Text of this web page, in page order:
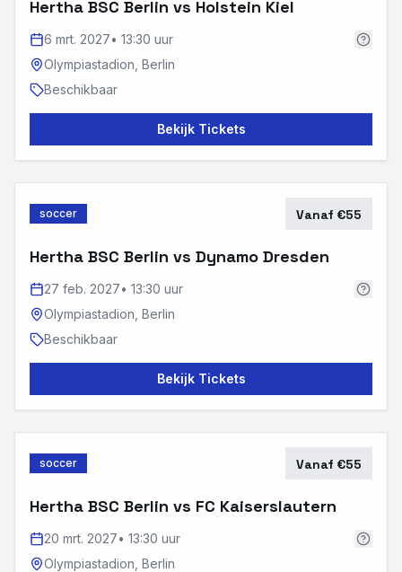
Hertha BSC Berlin vs Holstein Kiel
6 mrt. 2027• 13:30 uur
Olympiastadion, Berlin
Beschikbaar
Bekijk Tickets
soccer Vanaf €55
Hertha BSC Berlin vs Dynamo Dresden
27 feb. 2027• 13:30 uur
Olympiastadion, Berlin
Beschikbaar
Bekijk Tickets
soccer Vanaf €55
Hertha BSC Berlin vs FC Kaiserslautern
20 mrt. 2027• 13:30 uur
Olympiastadion, Berlin